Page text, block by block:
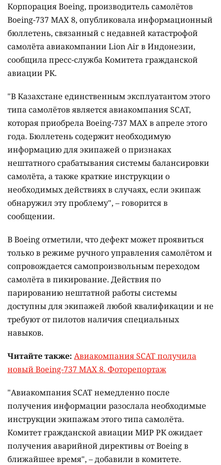
Корпорация Boeing, производитель самолётов
Boeing-737 МАХ 8, опубликовала информационный
бюллетень, связанный с недавней катастрофой
самолёта авиакомпании Lion Air в Индонезии,
сообщила пресс-служба Комитета гражданской
авиации РК.
"В Казахстане единственным эксплуатантом этого
типа самолётов является авиакомпания SCAT,
которая приобрела Boeing-737 МАХ в апреле этого
года. Бюллетень содержит необходимую
информацию для экипажей о признаках
нештатного срабатывания системы балансировки
самолёта, а также краткие инструкции о
необходимых действиях в случаях, если экипаж
обнаружил эту проблему", – говорится в
сообщении.
В Boeing отметили, что дефект может проявиться
только в режиме ручного управления самолётом и
сопровождается самопроизвольным переходом
самолёта в пикирование. Действия по
парированию нештатной работы системы
доступны для экипажей любой квалификации и не
требуют от пилотов наличия специальных
навыков.
Читайте также: Авиакомпания SCAT получила
новый Boeing-737 MAX 8. Фоторепортаж
"Авиакомпания SCAT немедленно после
получения информации разослала необходимые
инструкции экипажам этого типа самолёта.
Комитет гражданской авиации МИР РК ожидает
получения аварийной директивы от Boeing в
ближайшее время", – добавили в комитете.